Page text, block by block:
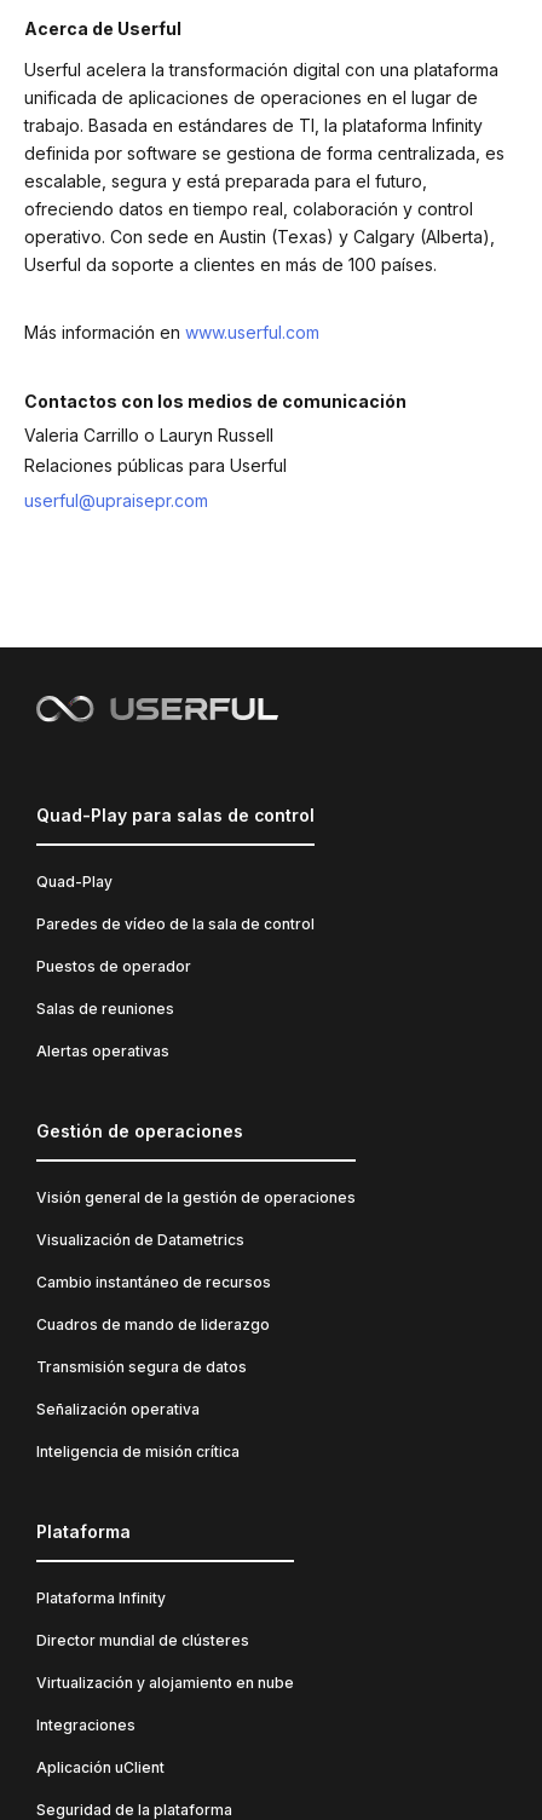
Acerca de Userful
Userful acelera la transformación digital con una plataforma
unificada de aplicaciones de operaciones en el lugar de
trabajo. Basada en estándares de TI, la plataforma Infinity
definida por software se gestiona de forma centralizada, es
escalable, segura y está preparada para el futuro,
ofreciendo datos en tiempo real, colaboración y control
operativo. Con sede en Austin (Texas) y Calgary (Alberta),
Userful da soporte a clientes en más de 100 países.
Más información en www.userful.com
Contactos con los medios de comunicación
Valeria Carrillo o Lauryn Russell
Relaciones públicas para Userful
userful@upraisepr.com
Quad-Play para salas de control
Quad-Play
Paredes de vídeo de la sala de control
Puestos de operador
Salas de reuniones
Alertas operativas
Gestión de operaciones
Visión general de la gestión de operaciones
Visualización de Datametrics
Cambio instantáneo de recursos
Cuadros de mando de liderazgo
Transmisión segura de datos
Señalización operativa
Inteligencia de misión crítica
Plataforma
Plataforma Infinity
Director mundial de clústeres
Virtualización y alojamiento en nube
Integraciones
Aplicación uClient
Seguridad de la plataforma